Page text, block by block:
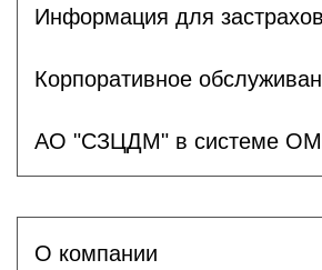
Информация для
Корпоративное
АО "СЗЦДМ" в системе
О компании